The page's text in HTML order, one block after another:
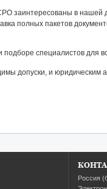
заинтересованы в нашей
полных пакетов
подборе специалистов для
допуски, и юридическим
Россия